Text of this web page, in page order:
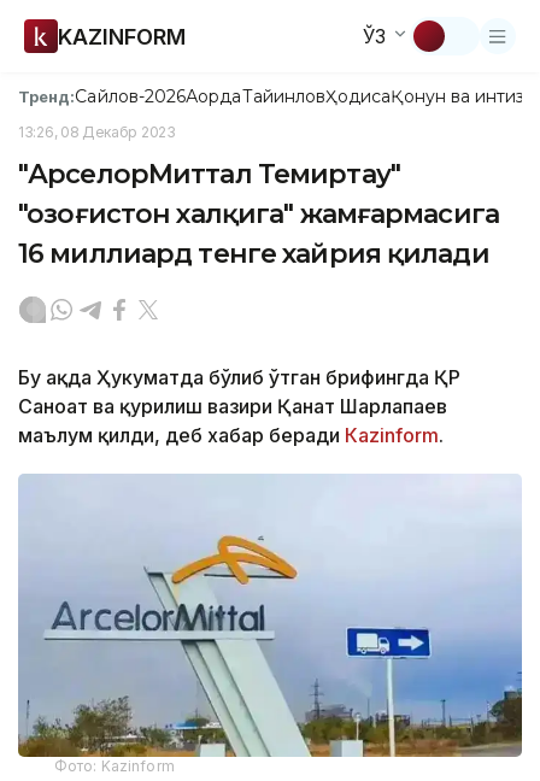
KAZINFORM ЎЗ
Тренд:Сайлов-2026АқордаТайинловҲодисаҚонун ва
13:26, 08 Декабр 2023
"АрcелорМиттал Темиртау"
"Қозоғистон халқига" жамғармасига
16 миллиард тенге хайрия қилади
Бу ҳақда Ҳукуматда бўлиб ўтган брифингда ҚР
Саноат ва қурилиш вазири Қанат Шарлапаев
маълум қилди, деб хабар беради Каzinform.
Фото: Kazinform